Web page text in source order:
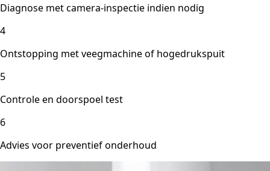
Diagnose met camera-inspectie indien nodig
4
Ontstopping met veegmachine of hogedrukspuit
5
Controle en doorspoel test
6
Advies voor preventief onderhoud